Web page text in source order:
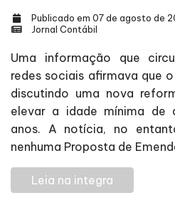
Publicado em 07 de agosto de
Jornal Contábil
Uma informação que
redes sociais afirmava que
discutindo uma nova
elevar a idade mínima de
anos. A notícia, no
nenhuma Proposta de
Leia na integra